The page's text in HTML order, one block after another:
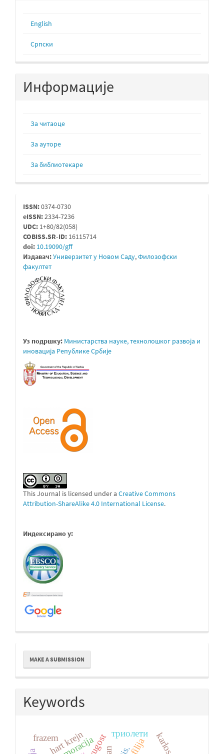
English
Cрпски
Информације
За читаоце
За ауторе
За библиотекаре
issn
ISSN:0374-0730
eISSN:2334-7236
UDC: 1+80/82(058)
COBISS.SR-ID: 16115714
doi: 10.19090/gff
Издавач:Универзитет у Новом Саду,Филозофски
факултет
Уз подршку: Министарствa науке, технолошког развоја и
иновација Републике Србије
This Journal is licensed under a Creative Commons
Attribution-ShareAlike 4.0 International License.
Индексирано у:
Make
Submission
MAKE A SUBMISSION
Keywords
триолети
hart krejn
frazem